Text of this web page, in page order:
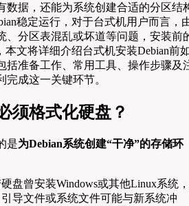
数据，还能为系统创建合适的分区结
稳定运行，对于台式机用户而言，
、分区表混乱或坏道等问题，安装前
本文将详细介绍台式机安装Debian前
括准备工作、常用工具、操作步骤及
成这一关键环节。
须格式化硬盘？
是为Debian系统创建“干净”的存储环
盘曾安装Windows或其他Linux系统，
导文件或系统文件可能与新系统冲